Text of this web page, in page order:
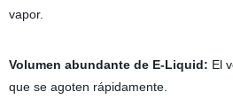
vapor.
Volumen abundante de E-Liquid: El
que se agoten rápidamente.